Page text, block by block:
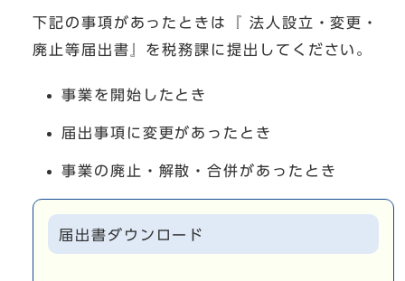
下記の事項があったときは『 法人設立・変更・
廃止等届出書』を税務課に提出してください。
事業を開始したとき
届出事項に変更があったとき
事業の廃止・解散・合併があったとき
届出書ダウンロード